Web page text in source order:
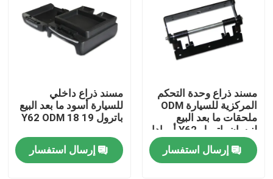
المنتجات
جولة في المعمل
ضبط الجودة
مسند ذراع وحدة التحكم
المركزية للسيارة ODM
ملحقات ما بعد البيع
لنيسان باترول Y62 أرمادا
إرسال استفسار
مسند ذراع داخلي
للسيارة أسود ما بعد البيع
باترول Y62 ODM 18 19
إرسال استفسار